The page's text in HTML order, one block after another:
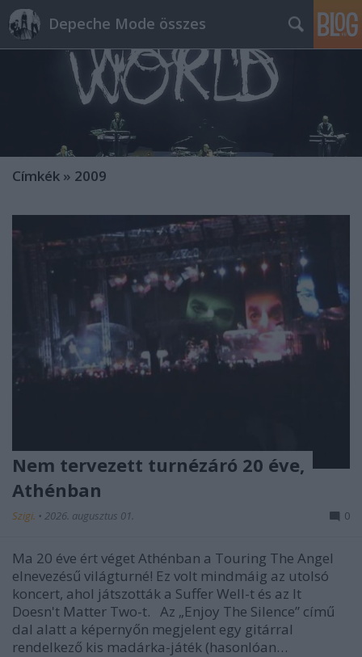
Depeche Mode összes
Címkék » 2009
Nem tervezett turnézáró 20 éve,
Athénban
Szigi. • 2026. augusztus 01. 0
Ma 20 éve ért véget Athénban a Touring The Angel
elnevezésű világturné! Ez volt mindmáig az utolsó
koncert, ahol játszották a Suffer Well-t és az It
Doesn't Matter Two-t. Az „Enjoy The Silence” című
dal alatt a képernyőn megjelent egy gitárral
rendelkező kis madárka-játék (hasonlóan…